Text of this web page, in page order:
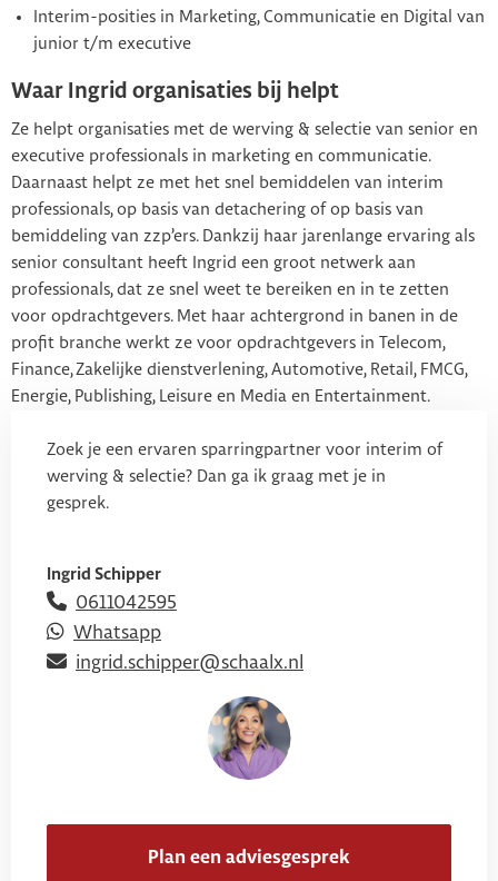
Interim-posities in Marketing, Communicatie en Digital van
junior t/m executive
Waar Ingrid organisaties bij helpt
Ze helpt organisaties met de werving & selectie van senior en
executive professionals in marketing en communicatie.
Daarnaast helpt ze met het snel bemiddelen van interim
professionals, op basis van detachering of op basis van
bemiddeling van zzp’ers. Dankzij haar jarenlange ervaring als
senior consultant heeft Ingrid een groot netwerk aan
professionals, dat ze snel weet te bereiken en in te zetten
voor opdrachtgevers. Met haar achtergrond in banen in de
profit branche werkt ze voor opdrachtgevers in Telecom,
Finance, Zakelijke dienstverlening, Automotive, Retail, FMCG,
Energie, Publishing, Leisure en Media en Entertainment.
Zoek je een ervaren sparringpartner voor interim of
werving & selectie? Dan ga ik graag met je in
gesprek.
Ingrid Schipper
0611042595
Whatsapp
ingrid.schipper@schaalx.nl
Plan een adviesgesprek